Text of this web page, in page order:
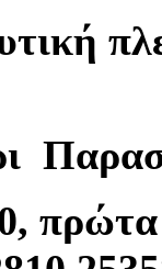
, πρώτα